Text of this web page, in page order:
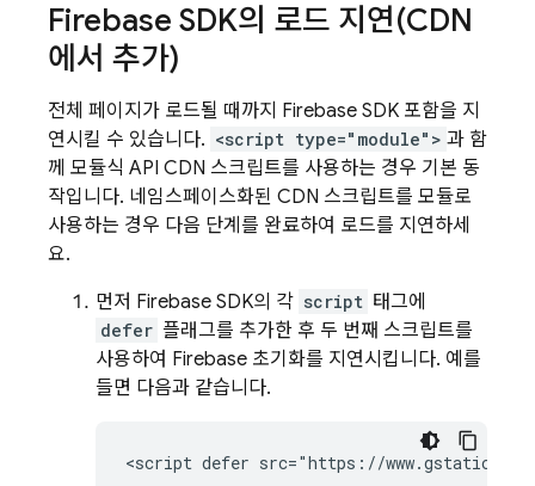
Firebase SDK의 로드 지연(CDN
에서 추가)
전체 페이지가 로드될 때까지 Firebase SDK 포함을 지
연시킬 수 있습니다. <script type="module"> 과 함
께 모듈식 API CDN 스크립트를 사용하는 경우 기본 동
작입니다. 네임스페이스화된 CDN 스크립트를 모듈로
사용하는 경우 다음 단계를 완료하여 로드를 지연하세
요.
먼저 Firebase SDK의 각 script 태그에
defer 플래그를 추가한 후 두 번째 스크립트를
사용하여 Firebase 초기화를 지연시킵니다. 예를
들면 다음과 같습니다.
<script defer src="https://